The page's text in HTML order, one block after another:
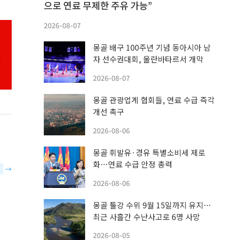
→
으로 연료 무제한 주유 가능”
2026-08-07
몽골 배구 100주년 기념 동아시아 남
자 선수권대회, 울란바타르서 개막
2026-08-07
몽골 관광업계 협회들, 연료 수급 즉각
개선 촉구
2026-08-06
몽골 휘발유·경유 특별소비세 제로
화…연료 수급 안정 총력
2026-08-06
몽골 툴강 수위 9월 15일까지 유지…
최근 사흘간 수난사고로 6명 사망
2026-08-05